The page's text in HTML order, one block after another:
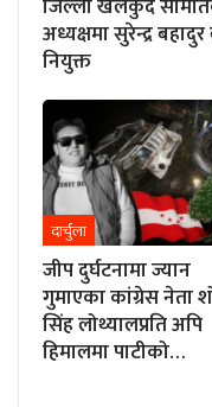
जिल्ला खेलकुद
अध्यक्षमा सुरेन्द्र
नियुक्त
दार्चुला
जीप दुर्घटनामा ज्यान
गुमाएका कांग्रेस नेता
सिंह लोथ्यालप्रति अपि
हिमालमा पाटीको…